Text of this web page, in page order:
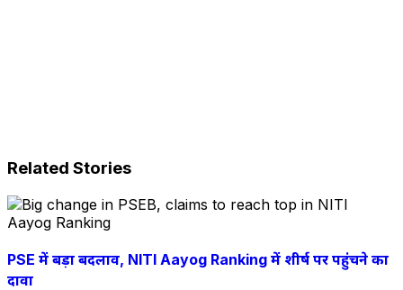
Related Stories
PSE में बड़ा बदलाव, NITI Aayog Ranking में शीर्ष पर पहुंचने का
दावा